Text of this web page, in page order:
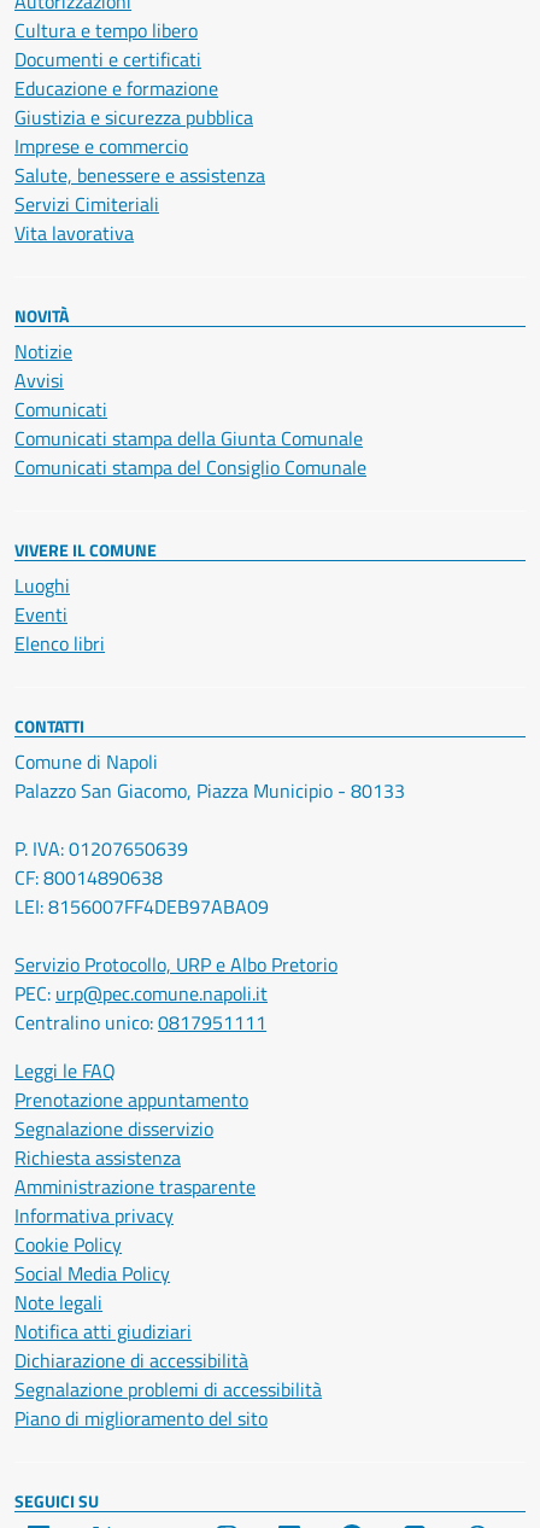
Cultura e tempo libero
Documenti e certificati
Educazione e formazione
Giustizia e sicurezza pubblica
Imprese e commercio
Salute, benessere e assistenza
Servizi Cimiteriali
Vita lavorativa
NOVITÀ
Notizie
Avvisi
Comunicati
Comunicati stampa della Giunta Comunale
Comunicati stampa del Consiglio Comunale
VIVERE IL COMUNE
Luoghi
Eventi
Elenco libri
CONTATTI
Comune di Napoli
Palazzo San Giacomo, Piazza Municipio - 80133
P. IVA: 01207650639
CF: 80014890638
LEI: 8156007FF4DEB97ABA09
Servizio Protocollo, URP e Albo Pretorio
PEC: urp@pec.comune.napoli.it
Centralino unico:0817951111
Leggi le FAQ
Prenotazione appuntamento
Segnalazione disservizio
Richiesta assistenza
Amministrazione trasparente
Informativa privacy
Cookie Policy
Social Media Policy
Note legali
Notifica atti giudiziari
Dichiarazione di accessibilità
Segnalazione problemi di accessibilità
Piano di miglioramento del sito
SEGUICI SU